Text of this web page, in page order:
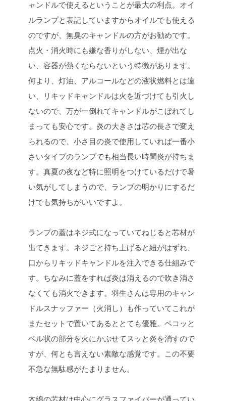
ャンドルで使えるということが最大の利点。オイ
ルランプと表記していますからオイルでも使える
のですが、無臭のキャンドルの方がお勧めです。
点火・消火時にも嫌な香りがしない、煙が出な
い、容器が熱くならないという特徴があります。
何より、灯油、アルコールなどの液状燃料とは違
い、リキッドキャンドルは火を近づけても引火し
ないので、万が一倒れてキャンドルがこぼれてし
まっても安心です。炎の大きさは芯の長さで変え
られるので、小さ目の炎で使用していれば一番小
さいタイプのランプでも相当長い時間炎が持ちま
す。真夏の夜など特に照明をつけているだけで暑
い気がしてしまうので、ランプの明かりにするだ
けでも気持ちがいいですよ。
ランプの蓋はネジ式になっていてねじると芯材が
出てきます。ネジごと持ち上げると紐がはずれ、
口からリキッドキャンドルを注入できる仕組みで
す。ちなみに蓋をすれば炎は消えるので吹き消さ
なくても消火できます。羽生さんは専用のキャン
ドルスナッファー（火消し）も作っていてこれが
またセットで置いてあるととても優雅。ペコッと
ベル状の部分を火にかぶせてスッと炎を消すので
すが、何とも言えない素敵な感覚です。この不要
不急な無駄感がたまりません。